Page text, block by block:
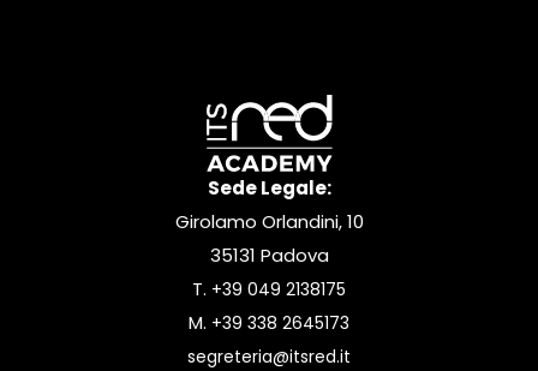
Sede Legale:
Girolamo Orlandini, 10
35131 Padova
T. +39 049 2138175
M. +39 338 2645173
segreteria@itsred.it